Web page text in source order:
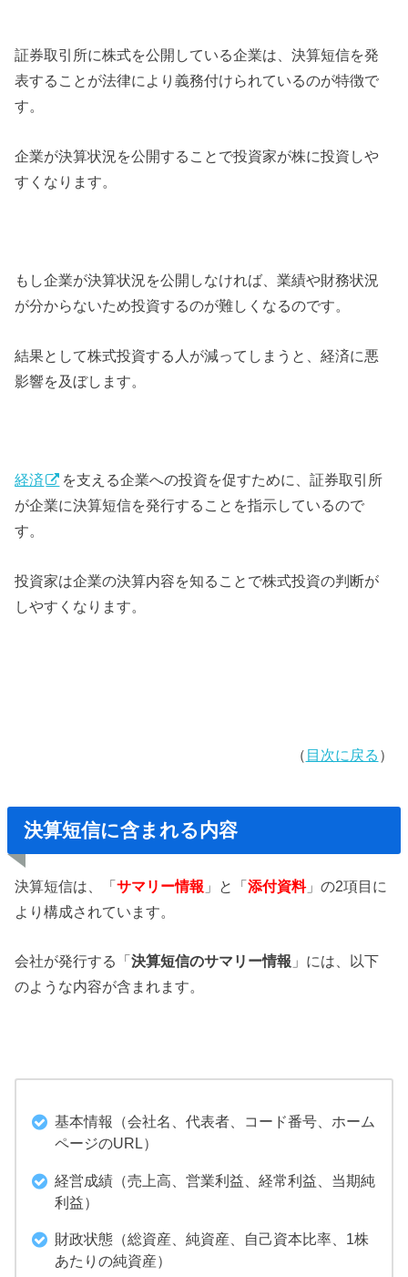
証券取引所に株式を公開している企業は、決算短信を発
表することが法律により義務付けられているのが特徴で
す。
企業が決算状況を公開することで投資家が株に投資しや
すくなります。
もし企業が決算状況を公開しなければ、業績や財務状況
が分からないため投資するのが難しくなるのです。
結果として株式投資する人が減ってしまうと、経済に悪
影響を及ぼします。
経済
を支える企業への投資を促すために、証券取引所
が企業に決算短信を発行することを指示しているので
す。
投資家は企業の決算内容を知ることで株式投資の判断が
しやすくなります。
（ 目次に戻る ）
決算短信に含まれる内容
決算短信は、「サマリー情報 」と「添付資料」の2項目に
より構成されています。
会社が発行する「決算短信のサマリー情報 」には、以下
のような内容が含まれます。
基本情報（会社名、代表者、コード番号、ホーム
ページのURL）
経営成績（売上高、営業利益、経常利益、当期純
利益）
財政状態（総資産、純資産、自己資本比率、1株
あたりの純資産）